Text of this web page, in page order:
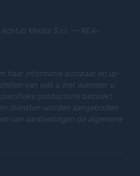
Media S.r.l. — REA-
haar informatie accuraat en up-
van wat u ziet wanneer u
productsite bezoekt.
diensten worden aangeboden
van aanbiedingen de algemene